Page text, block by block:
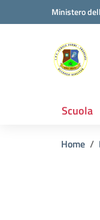
Vai ai contenuti
Vai al menu diMinistero
Scuola
Home